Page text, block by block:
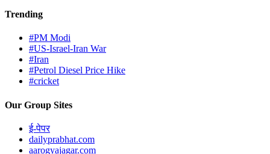
Trending
#PM Modi
#US-Israel-Iran War
#Iran
#Petrol Diesel Price Hike
#cricket
Our Group Sites
ई-पेपर
dailyprabhat.com
aarogyajagar.com